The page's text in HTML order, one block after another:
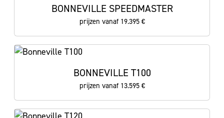
BONNEVILLE SPEEDMASTER
prijzen vanaf 19.395 €
BONNEVILLE T100
prijzen vanaf 13.595 €